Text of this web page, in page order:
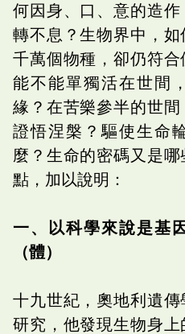
何因身、口、意的造
轉不息？生物界中，
千萬個物種，卻仍符
能不能單獨活在世間
緣？在苦樂參半的世
證悟涅槃？驅使生命
麼？生命的密碼又是
點，加以說明：
一、以科學來說是基
（體）
十九世紀，奧地利遺
研究，他發現生物身